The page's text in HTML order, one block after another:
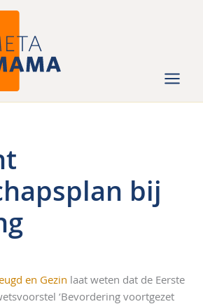
bij
en Gezin laat weten dat de Eerste
‘Bevordering voortgezet